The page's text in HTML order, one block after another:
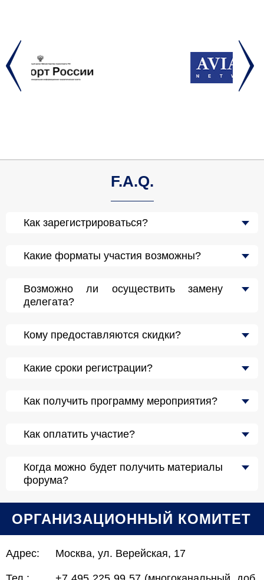
F.A.Q.
Как зарегистрироваться?
Какие форматы участия возможны?
Возможно ли осуществить замену
делегата?
Кому предоставляются скидки?
Какие сроки регистрации?
Как получить программу мероприятия?
Как оплатить участие?
Когда можно будет получить материалы
форума?
ОРГАНИЗАЦИОННЫЙ КОМИТЕТ
Адрес: Москва, ул. Верейская, 17